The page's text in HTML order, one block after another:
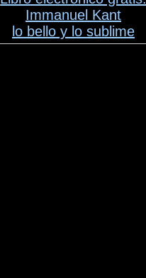
Immanuel Kant
lo bello y lo sublime